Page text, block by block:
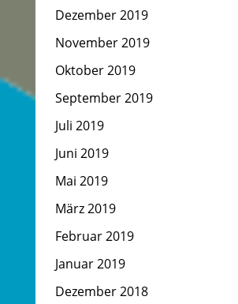
Dezember 2019
November 2019
Oktober 2019
September 2019
Juli 2019
Juni 2019
Mai 2019
März 2019
Februar 2019
Januar 2019
Dezember 2018